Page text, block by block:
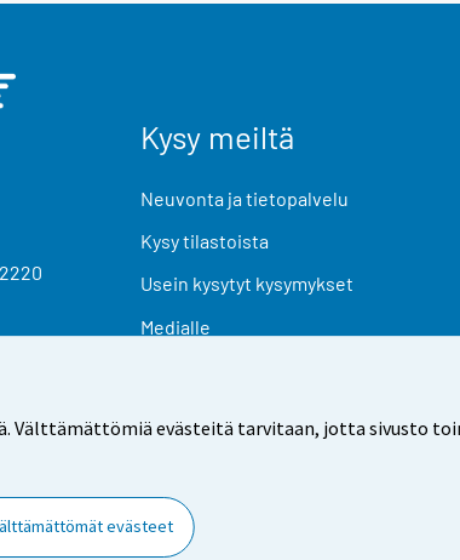
Välttämättömiä evästeitä tarvitaan, jotta sivusto
evästeet
Kysy meiltä
Neuvonta ja tietopalvelu
Kysy tilastoista
Usein kysytyt kysymykset
Medialle
Yhteystiedot Palaute